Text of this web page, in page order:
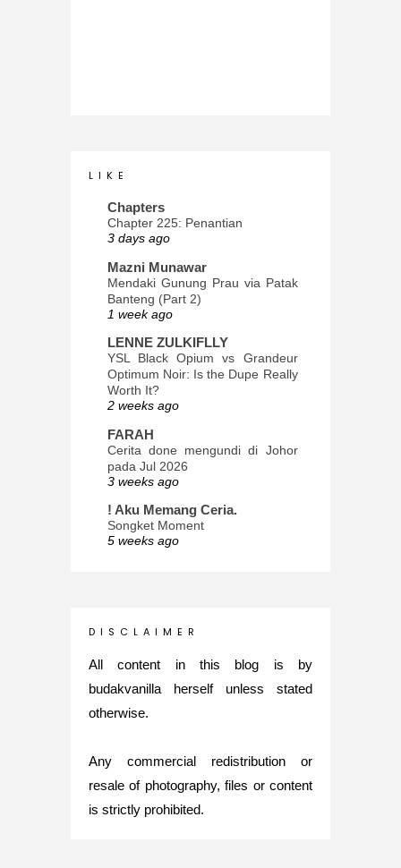
L I K E
Chapters
Chapter 225: Penantian
3 days ago
Mazni Munawar
Mendaki Gunung Prau via Patak
Banteng (Part 2)
1 week ago
LENNE ZULKIFLLY
YSL Black Opium vs Grandeur
Optimum Noir: Is the Dupe Really
Worth It?
2 weeks ago
FARAH
Cerita done mengundi di Johor
pada Jul 2026
3 weeks ago
! Aku Memang Ceria.
Songket Moment
5 weeks ago
INTROVERTED GIRL
Glory of Special Forces!
Maria Elena
What's up
Nurul Rasya
Back in Japan for My PhD: 2024
Recap of New Challenge
8 months ago
D I S C L A I M E R
All content in this blog is by
budakvanilla herself unless stated
otherwise.
Any commercial redistribution or
resale of photography, files or content
is strictly prohibited.